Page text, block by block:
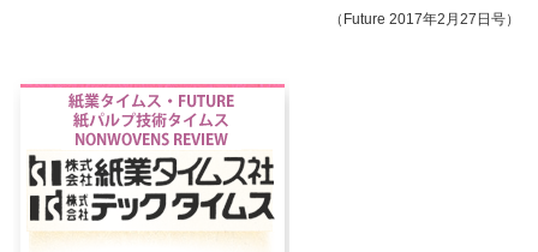
（Future 2017年2月27日号）